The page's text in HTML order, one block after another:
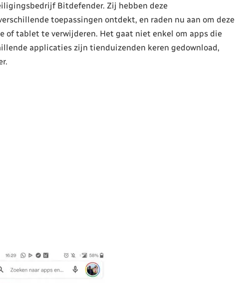
Bitdefender. Zij hebben deze
toepassingen ontdekt, en raden nu aan om deze
of tablet te verwijderen. Het gaat niet enkel om apps die
applicaties zijn tienduizenden keren gedownload,